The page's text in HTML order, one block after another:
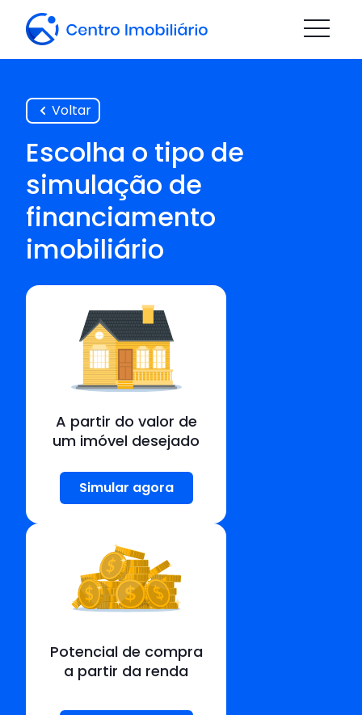
Voltar
Escolha o tipo de
simulação de
financiamento
imobiliário
A partir do valor de
um imóvel desejado
Simular agora
Potencial de compra
a partir da renda